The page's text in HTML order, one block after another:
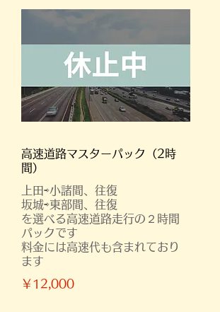
高速道路マスターパック（2時
間）
上田⇨小諸間、往復
坂城⇨東部間、往復
を選べる高速道路走行の２時間
パックです
料金には高速代も含まれており
ます
￥12,000